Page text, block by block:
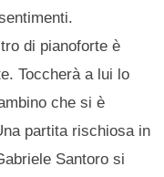
di pianoforte è
Toccherà a lui lo
che si è
partita rischiosa in
Santoro si